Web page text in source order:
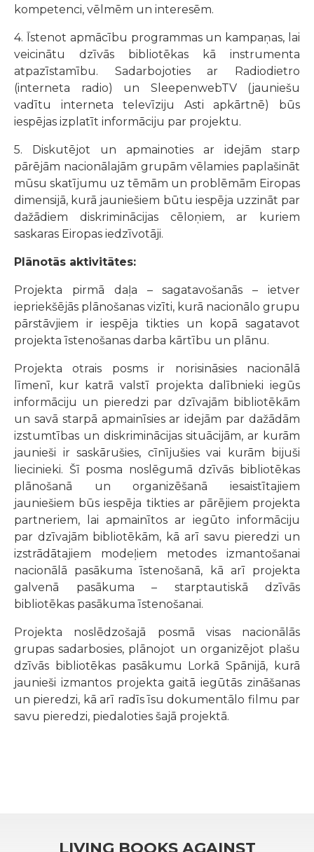
kompetenci, vēlmēm un interesēm.
4. Īstenot apmācību programmas un kampaņas, lai
veicinātu dzīvās bibliotēkas kā instrumenta
atpazīstamību. Sadarbojoties ar Radiodietro
(interneta radio) un SleepenwebTV (jauniešu
vadītu interneta televīziju Asti apkārtnē) būs
iespējas izplatīt informāciju par projektu.
5. Diskutējot un apmainoties ar idejām starp
pārējām nacionālajām grupām vēlamies paplašināt
mūsu skatījumu uz tēmām un problēmām Eiropas
dimensijā, kurā jauniešiem būtu iespēja uzzināt par
dažādiem diskriminācijas cēloņiem, ar kuriem
saskaras Eiropas iedzīvotāji.
Plānotās aktivitātes:
Projekta pirmā daļa – sagatavošanās – ietver
iepriekšējās plānošanas vizīti, kurā nacionālo grupu
pārstāvjiem ir iespēja tikties un kopā sagatavot
projekta īstenošanas darba kārtību un plānu.
Projekta otrais posms ir norisināsies nacionālā
līmenī, kur katrā valstī projekta dalībnieki iegūs
informāciju un pieredzi par dzīvajām bibliotēkām
un savā starpā apmainīsies ar idejām par dažādām
izstumtības un diskriminācijas situācijām, ar kurām
jaunieši ir saskārušies, cīnījušies vai kurām bijuši
liecinieki. Šī posma noslēgumā dzīvās bibliotēkas
plānošanā un organizēšanā iesaistītajiem
jauniešiem būs iespēja tikties ar pārējiem projekta
partneriem, lai apmainītos ar iegūto informāciju
par dzīvajām bibliotēkām, kā arī savu pieredzi un
izstrādātajiem modeļiem metodes izmantošanai
nacionālā pasākuma īstenošanā, kā arī projekta
galvenā pasākuma – starptautiskā dzīvās
bibliotēkas pasākuma īstenošanai.
Projekta noslēdzošajā posmā visas nacionālās
grupas sadarbosies, plānojot un organizējot plašu
dzīvās bibliotēkas pasākumu Lorkā Spānijā, kurā
jaunieši izmantos projekta gaitā iegūtās zināšanas
un pieredzi, kā arī radīs īsu dokumentālo filmu par
savu pieredzi, piedaloties šajā projektā.
LIVING BOOKS AGAINST